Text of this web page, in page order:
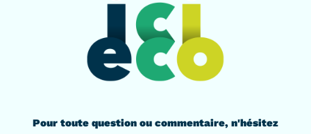
Pour toute question ou commentaire, n'hésitez